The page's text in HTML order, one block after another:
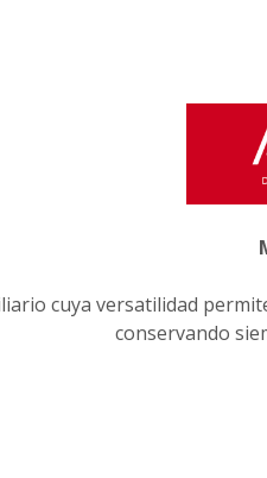
cuya versatilidad
conservando